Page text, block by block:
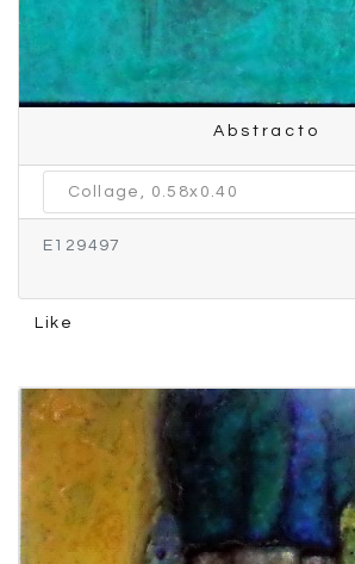
Abstracto
Collage, 0.58x0.40
E129497
Like